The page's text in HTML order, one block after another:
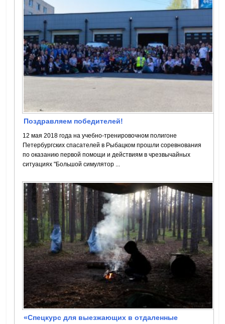
Поздравляем победителей!
12 мая 2018 года на учебно-тренировочном полигоне
Петербургских спасателей в Рыбацком прошли соревнования
по оказанию первой помощи и действиям в чрезвычайных
ситуациях "Большой симулятор ...
«Спецкурс для выезжающих в отдаленные